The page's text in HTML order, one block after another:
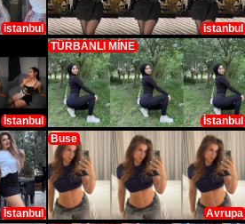
istanbul
istanbul
İstanbul
TÜRBANLI MİNE
İstanbul
İstanbul
Buse
Avrupa